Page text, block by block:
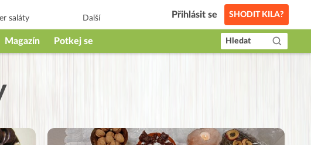
saláty Další Přihlásit se SHODIT KILA?
Magazín Potkej se Hledat